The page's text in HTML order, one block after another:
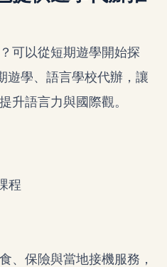
可以從短期遊學開始探
遊學、語言學校代辦，讓
升語言力與國際觀。
程
、保險與當地接機服務，